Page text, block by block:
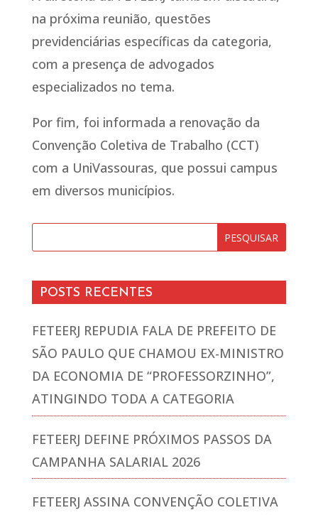
na próxima reunião, questões
previdenciárias específicas da categoria,
com a presença de advogados
especializados no tema.
Por fim, foi informada a renovação da
Convenção Coletiva de Trabalho (CCT)
com a UniVassouras, que possui campus
em diversos municípios.
POSTS RECENTES
FETEERJ REPUDIA FALA DE PREFEITO DE
SÃO PAULO QUE CHAMOU EX-MINISTRO
DA ECONOMIA DE “PROFESSORZINHO”,
ATINGINDO TODA A CATEGORIA
FETEERJ DEFINE PRÓXIMOS PASSOS DA
CAMPANHA SALARIAL 2026
FETEERJ ASSINA CONVENÇÃO COLETIVA